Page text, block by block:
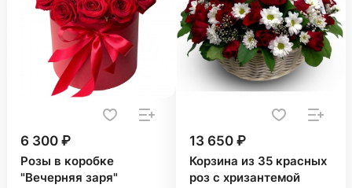
6 300 ₽
Розы в коробке
"Вечерняя заря"
13 650 ₽
Корзина из 35 красных
роз с хризантемой